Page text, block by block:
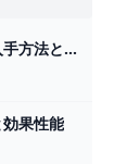
ゾナウエネルギーバットの入手方法と効果性能
果性能